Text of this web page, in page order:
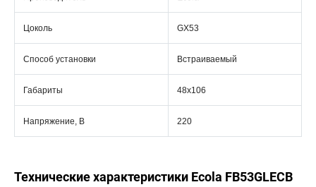
Цоколь GX53
Способ установки Встраиваемый
Габариты 48x106
Напряжение, В 220
Технические характеристики Ecola FB53GLECB